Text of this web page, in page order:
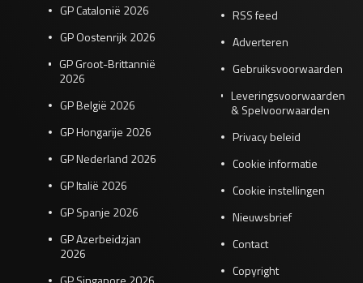
GP Catalonië 2026
GP Oostenrijk 2026
GP Groot-Brittannië
2026
GP België 2026
GP Hongarije 2026
GP Nederland 2026
GP Italië 2026
GP Spanje 2026
GP Azerbeidzjan
2026
RSS feed
Adverteren
Gebruiksvoorwaarden
Leveringsvoorwaarden
& Spelvoorwaarden
Privacy beleid
Cookie informatie
Cookie instellingen
Nieuwsbrief
Contact
Copyright